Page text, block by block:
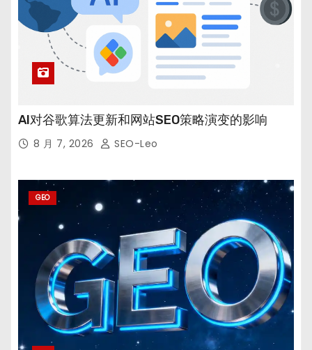
AI对谷歌算法更新和网站SEO策略演变的影响
8 月 7, 2026 SEO-Leo
GEO